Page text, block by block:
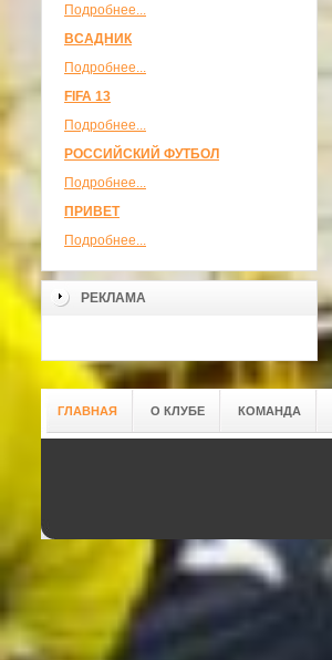
Подробнее...
ВСАДНИК
Подробнее...
FIFA 13
Подробнее...
РОССИЙСКИЙ ФУТБОЛ
Подробнее...
ПРИВЕТ
Подробнее...
РЕКЛАМА
ГЛАВНАЯ О КЛУБЕ КОМАНДА